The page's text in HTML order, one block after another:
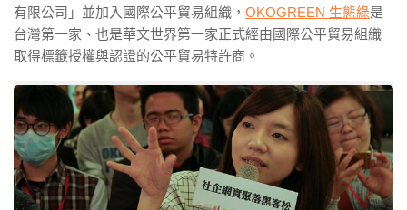
有限公司」並加入國際公平貿易組織， OKOGREEN 生態綠是
台灣第一家、也是華文世界第一家正式經由國際公平貿易組織
取得標籤授權與認證的公平貿易特許商。